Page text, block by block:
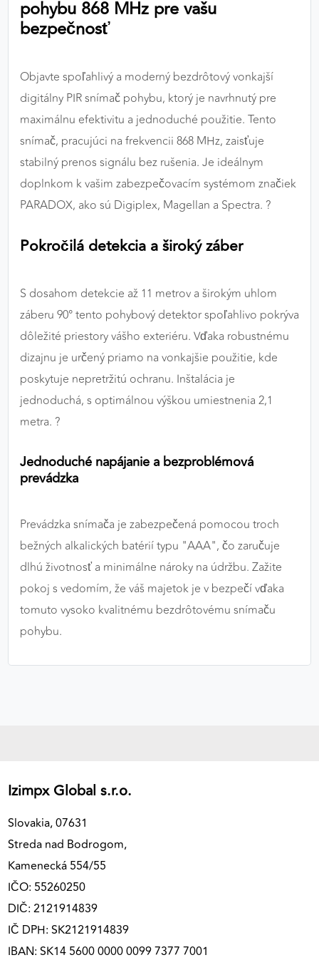
pohybu 868 MHz pre vašu
bezpečnosť
Objavte spoľahlivý a moderný bezdrôtový vonkajší
digitálny PIR snímač pohybu, ktorý je navrhnutý pre
maximálnu efektivitu a jednoduché použitie. Tento
snímač, pracujúci na frekvencii 868 MHz, zaisťuje
stabilný prenos signálu bez rušenia. Je ideálnym
doplnkom k vašim zabezpečovacím systémom značiek
PARADOX, ako sú Digiplex, Magellan a Spectra. ?️
Pokročilá detekcia a široký záber
S dosahom detekcie až 11 metrov a širokým uhlom
záberu 90° tento pohybový detektor spoľahlivo pokrýva
dôležité priestory vášho exteriéru. Vďaka robustnému
dizajnu je určený priamo na vonkajšie použitie, kde
poskytuje nepretržitú ochranu. Inštalácia je
jednoduchá, s optimálnou výškou umiestnenia 2,1
metra. ?
Jednoduché napájanie a bezproblémová
prevádzka
Prevádzka snímača je zabezpečená pomocou troch
bežných alkalických batérií typu "AAA", čo zaručuje
dlhú životnosť a minimálne nároky na údržbu. Zažite
pokoj s vedomím, že váš majetok je v bezpečí vďaka
tomuto vysoko kvalitnému bezdrôtovému snímaču
pohybu.
Izimpx Global s.r.o.
Slovakia, 07631
Streda nad Bodrogom,
Kamenecká 554/55
IČO: 55260250
DIČ: 2121914839
IČ DPH: SK2121914839
IBAN: SK14 5600 0000 0099 7377 7001
výkon a funkčnosť našich stránok.
Poskytovateľ: Google
MARKETINGOVÉ COOKIES
Marketingové cookies sa používajú na sledovanie
správania používateľov naprieč webovými
stránkami. Umožňujú nám a našim partnerom
zobrazovať cielenú a relevantnú reklamu, a to na
Poskytovateľ: